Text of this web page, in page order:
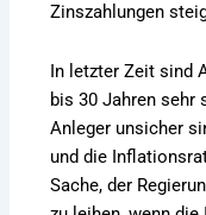
Zinszahlungen
In letzter Zeit sind
bis 30 Jahren sehr
Anleger unsicher
und die
Sache, der